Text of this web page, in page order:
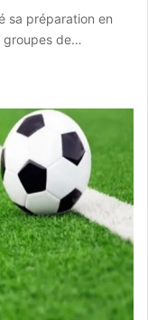
sa préparation en
groupes de…